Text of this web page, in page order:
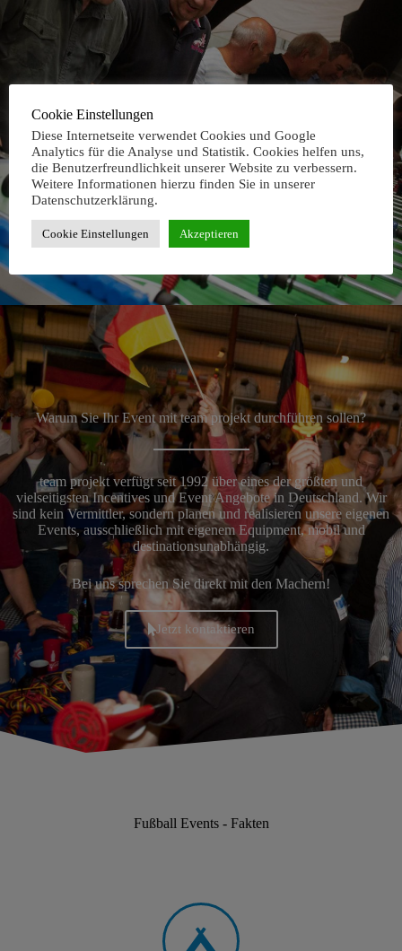
Warum Sie Ihr Event mit team projekt durchführen sollen?
team projekt verfügt seit 1992 über eines der größten und
vielseitigsten Incentives und Event Angebote in Deutschland. Wir
sind kein Vermittler, sondern planen und realisieren unsere eigenen
Events, ausschließlich mit eigenem Equipment, mobil und
destinationsunabhängig.
Bei uns sprechen Sie direkt mit den Machern!
Jetzt kontaktieren
Fußball Events - Fakten
Cookie Einstellungen
Diese Internetseite verwendet Cookies und Google
Analytics für die Analyse und Statistik. Cookies helfen uns,
die Benutzerfreundlichkeit unserer Website zu verbessern.
Weitere Informationen hierzu finden Sie in unserer
Datenschutzerklärung.
Cookie Einstellungen Akzeptieren